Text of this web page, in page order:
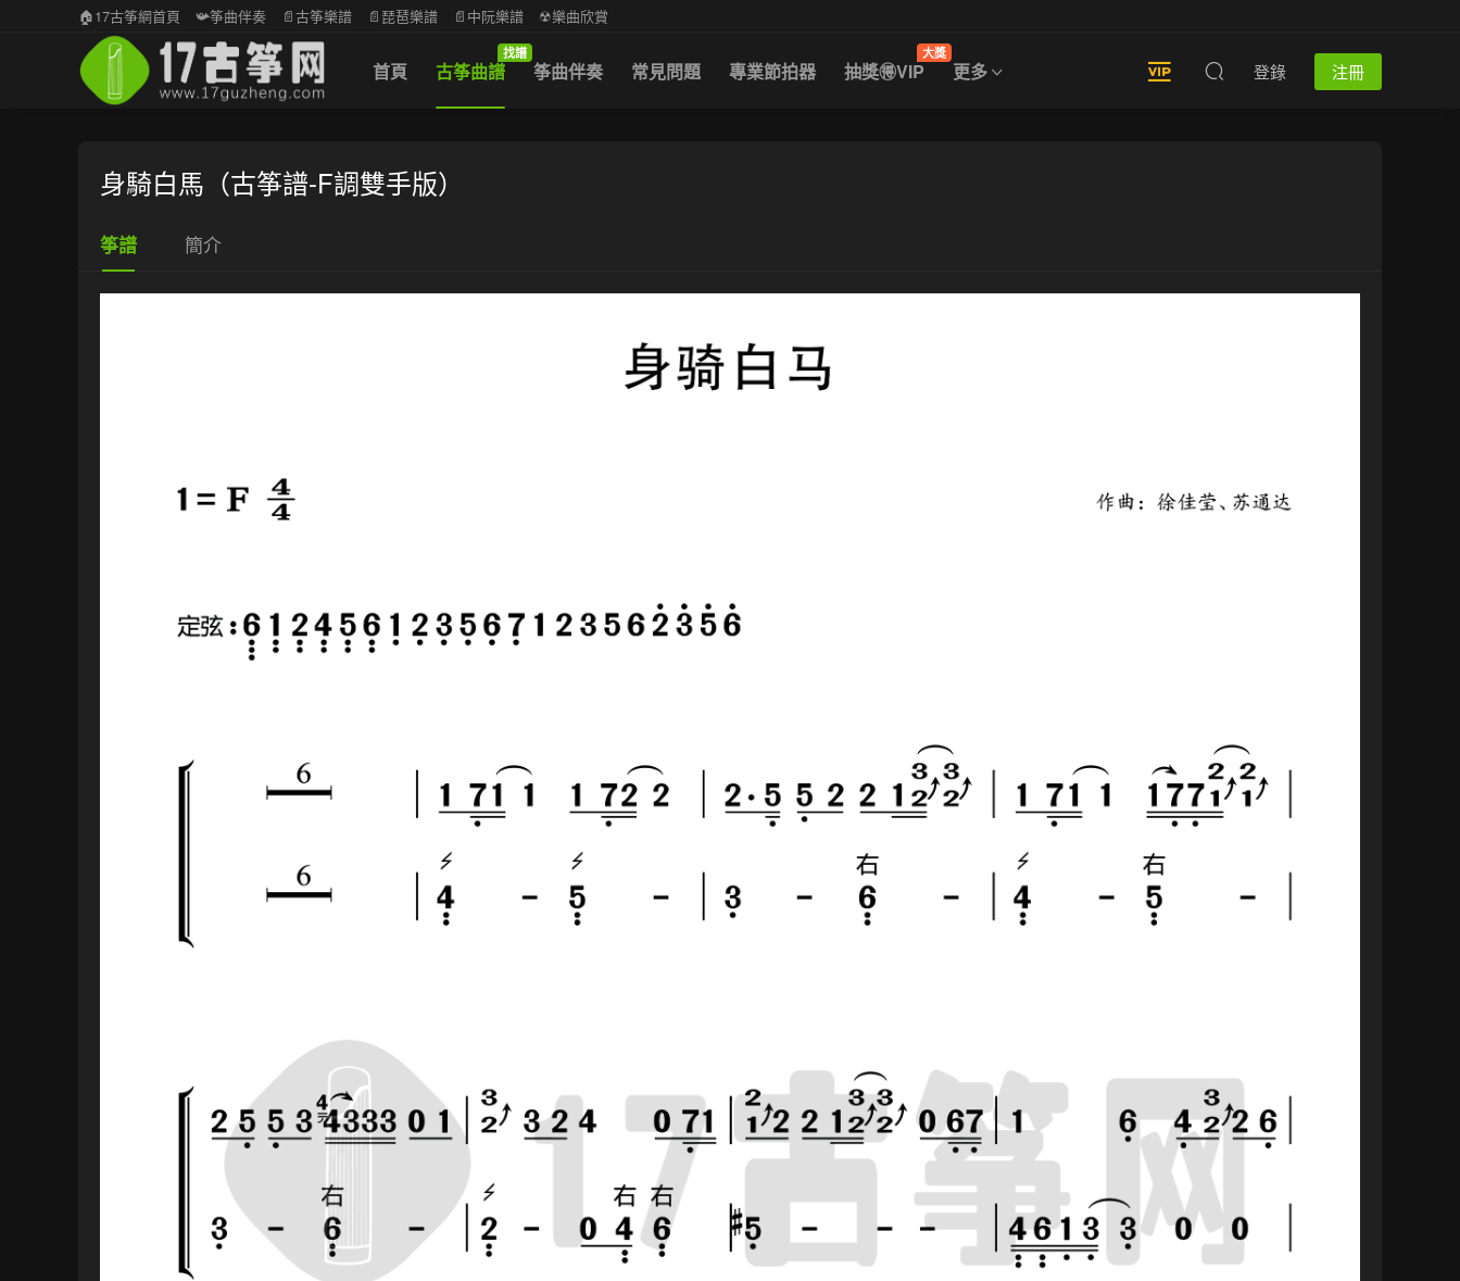
首頁 古筝曲譜
找譜
筝曲伴奏 常見問題 專業節拍器 抽獎🉐VIP
大獎
更多 登錄 注冊
🏠17古筝網首頁 📯筝曲伴奏 📄古筝樂譜 📄琵琶樂譜 📄中阮樂譜 ☢樂曲欣賞
身騎白馬（古筝譜-F調雙手版）
筝譜 簡介